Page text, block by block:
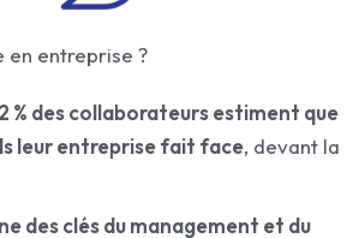
en entreprise ?
% des collaborateurs estiment que
leur entreprise fait face, devant la
des clés du management et du